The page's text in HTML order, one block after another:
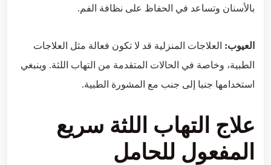
بالأسنان وتساعد في الحفاظ على نظافة الفم.
العيوب: العلاجات المنزلية قد لا تكون فعالة مثل العلاجات
الطبية، وخاصة في الحالات المتقدمة من التهاب اللثة. وينبغي
استخدامها جنبا إلى جنب مع المشورة الطبية.
علاج التهاب اللثة سريع
المفعول للحامل